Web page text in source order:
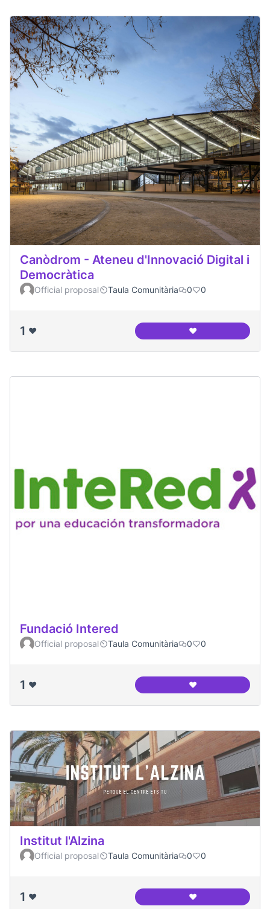
Canòdrom - Ateneu d'Innovació Digital i
Democràtica
Official proposal Taula Comunitària 0 0
1 ❤️ ❤️Canòdrom -
Fundació Intered
Official proposal Taula Comunitària 0 0
1 ❤️ ❤️Fundació Intered
Institut l'Alzina
Official proposal Taula Comunitària 0 0
1 ❤️ ❤️Institut l'Alzina